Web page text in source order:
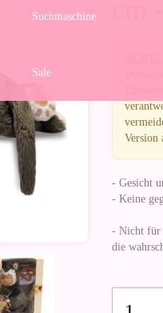
Suchmaschine
Sale
Version
- Gesicht
- Keine
- Nicht für
die